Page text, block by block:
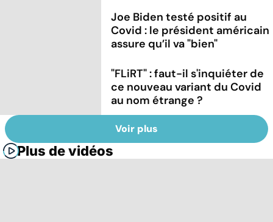
Joe Biden testé positif au
Covid : le président américain
assure qu’il va "bien"
"FLiRT" : faut-il s'inquiéter de
ce nouveau variant du Covid
au nom étrange ?
Voir plus
Plus de vidéos